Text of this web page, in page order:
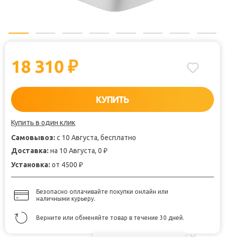
18 310 ₽
КУПИТЬ
Купить в один клик
Самовывоз: с 10 Августа, бесплатно
Доставка: на 10 Августа, 0 ₽
Установка: от 4500 ₽
Безопасно оплачивайте покупки онлайн или
наличными курьеру.
Верните или обменяйте товар в течение 30 дней.